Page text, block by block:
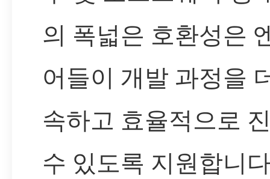
의 폭넓은 호환성은
어들이 개발 과정을
속하고 효율적으로
수 있도록 지원합니